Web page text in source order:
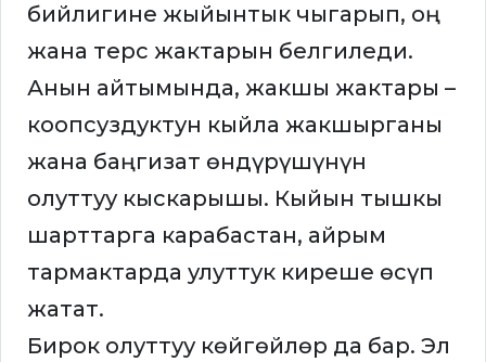
бийлигине жыйынтык чыгарып, оң
жана терс жактарын белгиледи.
Анын айтымында, жакшы жактары –
коопсуздуктун кыйла жакшырганы
жана баңгизат өндүрүшүнүн
олуттуу кыскарышы. Кыйын тышкы
шарттарга карабастан, айрым
тармактарда улуттук киреше өсүп
жатат.
Бирок олуттуу көйгөйлөр да бар. Эл